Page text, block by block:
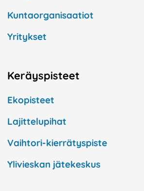
Kuntaorganisaatiot
Yritykset
Keräyspisteet
Ekopisteet
Lajittelupihat
Vaihtori-kierrätyspiste
Ylivieskan jätekeskus